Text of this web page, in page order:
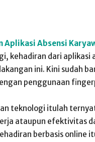
Aplikasi Absensi
kehadiran dari aplikasi
ini. Kini sudah
penggunaan
teknologi itulah
ataupun efektivitas
berbasis online